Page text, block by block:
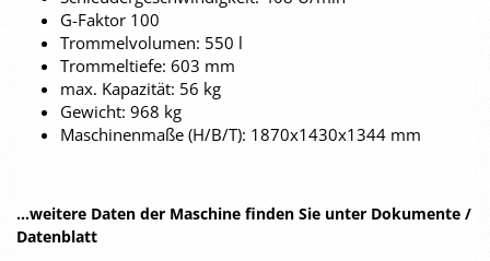
G-Faktor 100
Trommelvolumen: 550 l
Trommeltiefe: 603 mm
max. Kapazität: 56 kg
Gewicht: 968 kg
Maschinenmaße (H/B/T): 1870x1430x1344 mm
...weitere Daten der Maschine finden Sie unter Dokumente /
Datenblatt